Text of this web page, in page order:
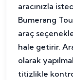
aracınızla
Bumerang
araç
hale getirir.
olarak
titizlikle